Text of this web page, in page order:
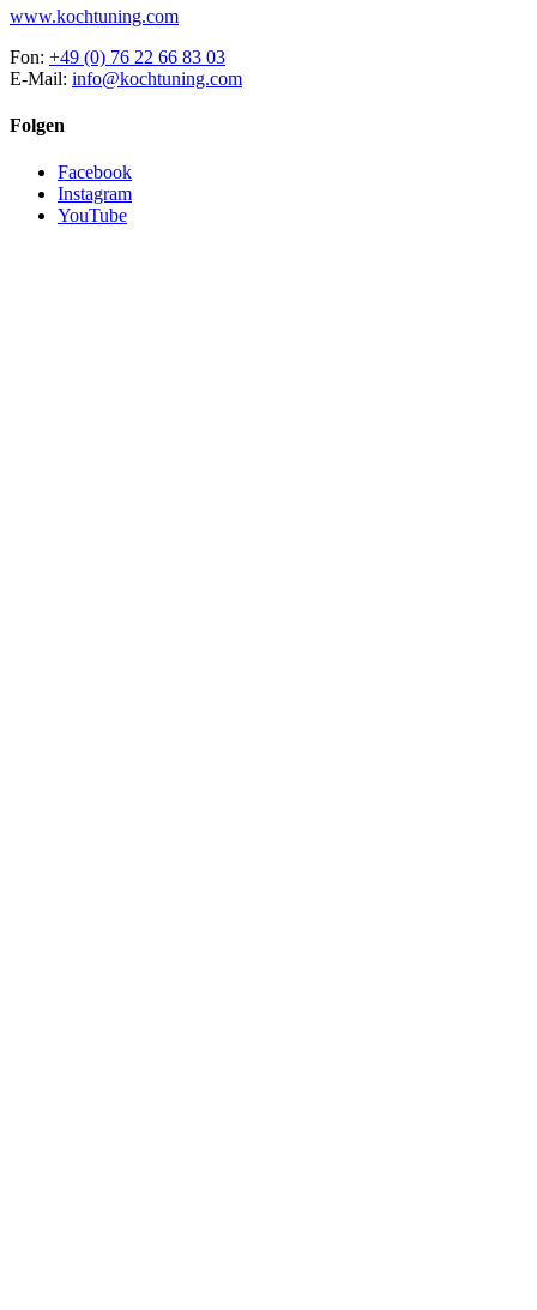
www.kochtuning.com
Fon: +49 (0) 76 22 66 83 03
E-Mail: info@kochtuning.com
Folgen
Facebook
Instagram
YouTube